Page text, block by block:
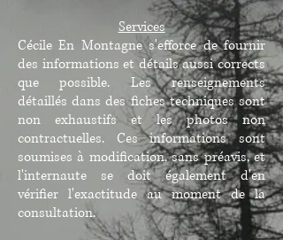
Services
Cécile En Montagne s'efforce de fournir
des informations et détails aussi corrects
que possible. Les renseignements
détaillés dans des fiches techniques sont
non exhaustifs et les photos non
contractuelles. Ces informations sont
soumises à modification, sans préavis, et
l'internaute se doit également d'en
vérifier l'exactitude au moment de la
consultation.